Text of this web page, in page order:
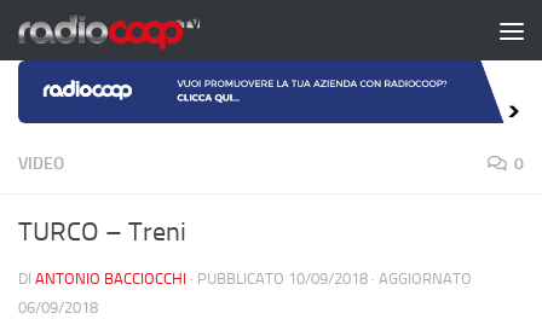
Salta al contenuto
VIDEO 0
TURCO – Treni
DI ANTONIO BACCIOCCHI · PUBBLICATO 10/09/2018 · AGGIORNATO
06/09/2018